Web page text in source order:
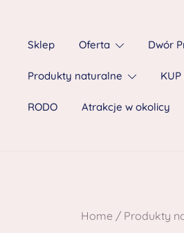
Sklep Oferta Dwór
Produkty naturalne KUP
RODO Atrakcje w okolicy
Home / Produkty